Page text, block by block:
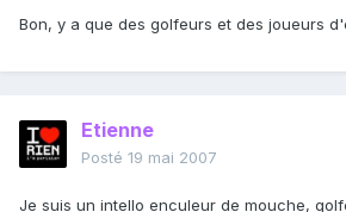
Bon, y a que des golfeurs et des joueurs
Etienne
Posté 19 mai 2007
Je suis un intello enculeur de mouche,